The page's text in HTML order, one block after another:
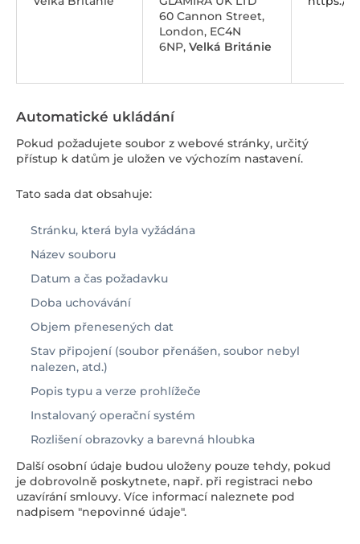
60 Cannon Street,
London, EC4N
6NP, Velká Británie
Automatické ukládání
Pokud požadujete soubor z webové stránky, určitý
přístup k datům je uložen ve výchozím nastavení.
Tato sada dat obsahuje:
Stránku, která byla vyžádána
Název souboru
Datum a čas požadavku
Doba uchovávání
Objem přenesených dat
Stav připojení (soubor přenášen, soubor nebyl
nalezen, atd.)
Popis typu a verze prohlížeče
Instalovaný operační systém
Rozlišení obrazovky a barevná hloubka
Další osobní údaje budou uloženy pouze tehdy, pokud
je dobrovolně poskytnete, např. při registraci nebo
uzavírání smlouvy. Více informací naleznete pod
nadpisem "nepovinné údaje".